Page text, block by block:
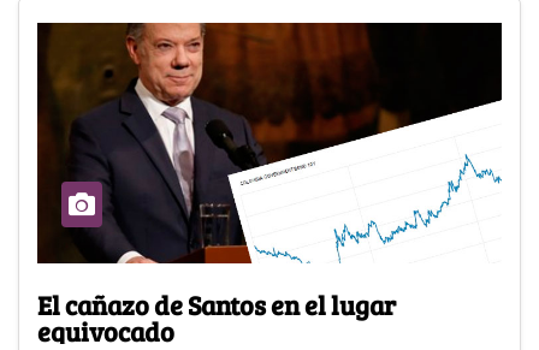
El cañazo de Santos en el lugar
equivocado